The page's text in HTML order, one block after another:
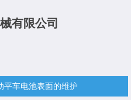
有限公司
平车电池表面的维护